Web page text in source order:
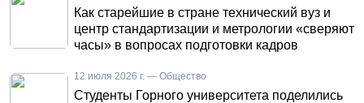
Как старейшие в стране технический вуз и
центр стандартизации и метрологии «сверяют
часы» в вопросах подготовки кадров
12 июля 2026 г. — Общество
Студенты Горного университета поделились